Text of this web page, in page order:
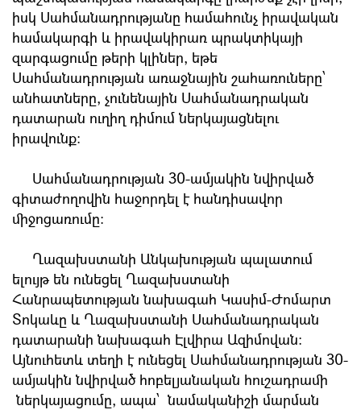
իսկ Սահմանադրությանը համահունչ իրավական
համակարգի և իրավակիրառ պրակտիկայի
զարգացումը թերի կլիներ, եթե
Սահմանադրության առաջնային շահառուները՝
անհատները, չունենային Սահմանադրական
դատարան ուղիղ դիմում ներկայացնելու
իրավունք:
Սահմանադրության 30-ամյակին նվիրված
գիտաժողովին հաջորդել է հանդիսավոր
միջոցառումը:
Ղազախստանի Անկախության պալատում
ելույթ են ունեցել Ղազախստանի
Հանրապետության նախագահ Կասիմ-Ժոմարտ
Տոկաևը և Ղազախստանի Սահմանադրական
դատարանի նախագահ Էլվիրա Ազիմովան։
Այնուհետև տեղի է ունեցել Սահմանադրության 30-
ամյակին նվիրված հոբելյանական հուշադրամի
ներկայացումը, ապա՝ նամականիշի մարման